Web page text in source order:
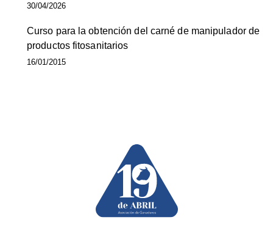
30/04/2026
Curso para la obtención del carné de manipulador de
productos fitosanitarios
16/01/2015